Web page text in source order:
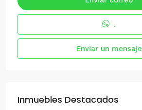
.
Enviar un mensaje
Inmuebles Destacados